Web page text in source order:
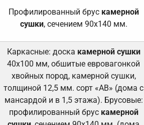
Профилированный брус камерной
сушки, сечением 90х140 мм.
Каркасные: доска камерной сушки
40х100 мм, обшитые евровагонкой
хвойных пород, камерной сушки,
толщиной 12,5 мм. сорт «АВ» (дома с
мансардой и в 1,5 этажа). Брусовые:
профилированный брус камерной